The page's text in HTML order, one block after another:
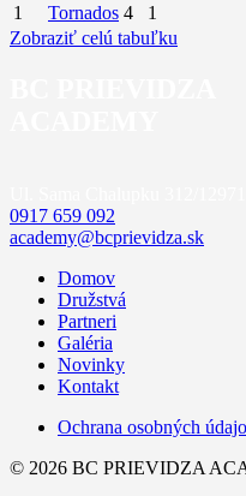
1
Tornados 4
1
Zobraziť celú tabuľku
0917 659 092
academy@bcprievidza.sk
Domov
Družstvá
Partneri
Galéria
Novinky
Kontakt
Ochrana osobných
© 2026 BC PRIEVIDZA